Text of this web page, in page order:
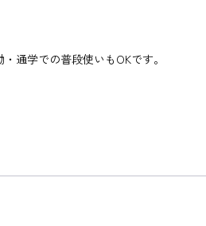
通学での普段使いもOKです。